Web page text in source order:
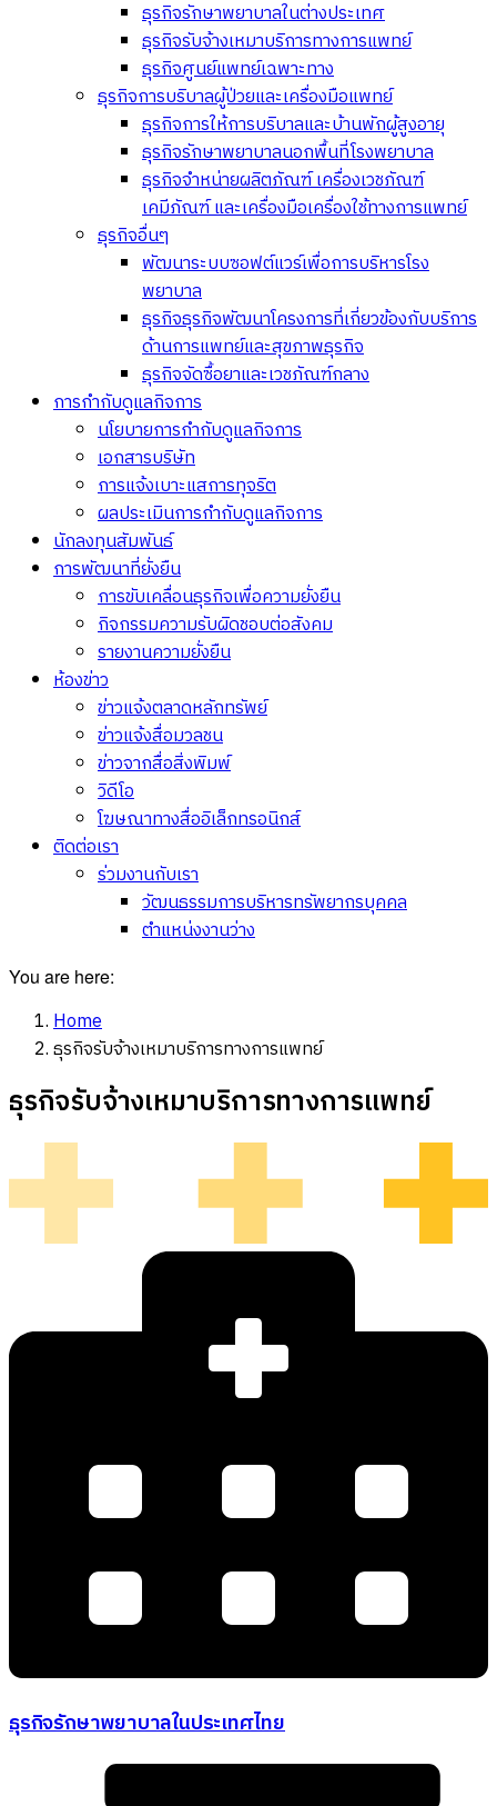
ธุรกิจรักษาพยาบาลในต่างประเทศ
ธุรกิจรับจ้างเหมาบริการทางการแพทย์
ธุรกิจศูนย์แพทย์เฉพาะทาง
ธุรกิจการบริบาลผู้ป่วยและเครื่องมือแพทย์
ธุรกิจการให้การบริบาลและบ้านพักผู้สูงอายุ
ธุรกิจรักษาพยาบาลนอกพื้นที่โรงพยาบาล
ธุรกิจจำหน่ายผลิตภัณฑ์ เครื่องเวชภัณฑ์
เคมีภัณฑ์ และเครื่องมือเครื่องใช้ทางการแพทย์
ธุรกิจอื่นๆ
พัฒนาระบบซอฟต์แวร์เพื่อการบริหารโรง
พยาบาล
ธุรกิจธุรกิจพัฒนาโครงการที่เกี่ยวข้องกับบริการ
ด้านการแพทย์และสุขภาพธุรกิจ
ธุรกิจจัดซื้อยาและเวชภัณฑ์กลาง
การกำกับดูแลกิจการ
นโยบายการกำกับดูแลกิจการ
เอกสารบริษัท
การแจ้งเบาะแสการทุจริต
ผลประเมินการกำกับดูแลกิจการ
นักลงทุนสัมพันธ์
การพัฒนาที่ยั่งยืน
การขับเคลื่อนธุรกิจเพื่อความยั่งยืน
กิจกรรมความรับผิดชอบต่อสังคม
รายงานความยั่งยืน
ห้องข่าว
ข่าวแจ้งตลาดหลักทรัพย์
ข่าวแจ้งสื่อมวลชน
ข่าวจากสื่อสิ่งพิมพ์
วิดีโอ
โฆษณาทางสื่ออิเล็กทรอนิกส์
ติดต่อเรา
ร่วมงานกับเรา
วัฒนธรรมการบริหารทรัพยากรบุคคล
ตำแหน่งงานว่าง
You are here:
Home
ธุรกิจรับจ้างเหมาบริการทางการแพทย์
ธุรกิจรับจ้างเหมาบริการทางการแพทย์
ธุรกิจรักษาพยาบาลในประเทศไทย